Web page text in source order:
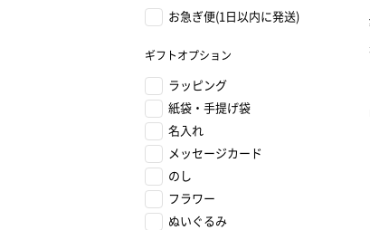
お急ぎ便(1日以内に発送)
ギフトオプション
ラッピング
紙袋・手提げ袋
名入れ
メッセージカード
のし
フラワー
ぬいぐるみ